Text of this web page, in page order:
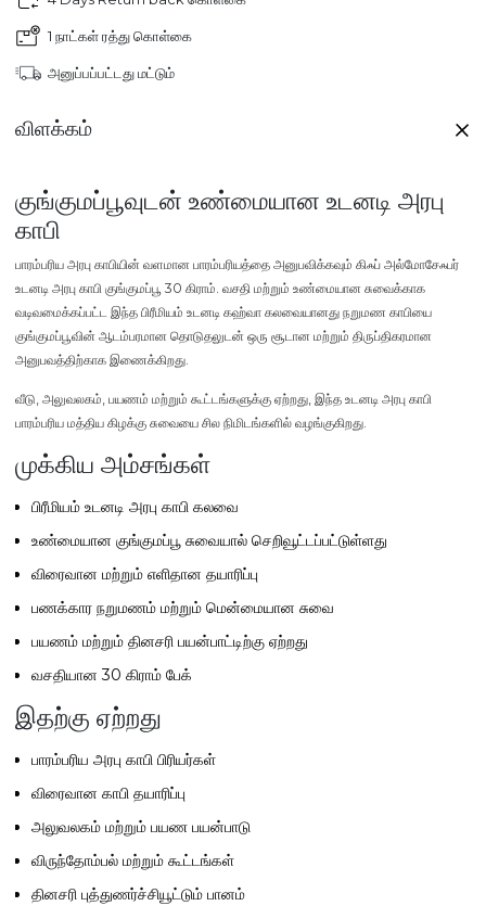
1 நாட்கள் ரத்து கொள்கை
அனுப்பப்பட்டது மட்டும்
விளக்கம்
குங்குமப்பூவுடன் உண்மையான உடனடி அரபு
காபி
பாரம்பரிய அரபு காபியின் வளமான பாரம்பரியத்தை அனுபவிக்கவும் கிஃப் அல்மோசேஃபர்
உடனடி அரபு காபி குங்குமப்பூ 30 கிராம். வசதி மற்றும் உண்மையான சுவைக்காக
வடிவமைக்கப்பட்ட இந்த பிரீமியம் உடனடி கஹ்வா கலவையானது நறுமண காபியை
குங்குமப்பூவின் ஆடம்பரமான தொடுதலுடன் ஒரு சூடான மற்றும் திருப்திகரமான
அனுபவத்திற்காக இணைக்கிறது.
வீடு, அலுவலகம், பயணம் மற்றும் கூட்டங்களுக்கு ஏற்றது, இந்த உடனடி அரபு காபி
பாரம்பரிய மத்திய கிழக்கு சுவையை சில நிமிடங்களில் வழங்குகிறது.
முக்கிய அம்சங்கள்
பிரீமியம் உடனடி அரபு காபி கலவை
உண்மையான குங்குமப்பூ சுவையால் செறிவூட்டப்பட்டுள்ளது
விரைவான மற்றும் எளிதான தயாரிப்பு
பணக்கார நறுமணம் மற்றும் மென்மையான சுவை
பயணம் மற்றும் தினசரி பயன்பாட்டிற்கு ஏற்றது
வசதியான 30 கிராம் பேக்
இதற்கு ஏற்றது
பாரம்பரிய அரபு காபி பிரியர்கள்
விரைவான காபி தயாரிப்பு
அலுவலகம் மற்றும் பயண பயன்பாடு
விருந்தோம்பல் மற்றும் கூட்டங்கள்
தினசரி புத்துணர்ச்சியூட்டும் பானம்